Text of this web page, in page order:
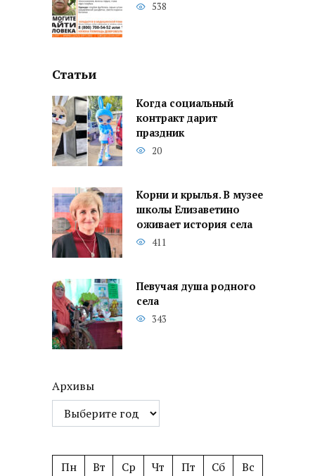
538
Статьи
Когда социальный
контракт дарит
праздник
20
Корни и крылья. В музее
школы Елизаветино
оживает история села
411
Певучая душа родного
села
343
Архивы
Пн Вт Ср Чт Пт Сб
Вс